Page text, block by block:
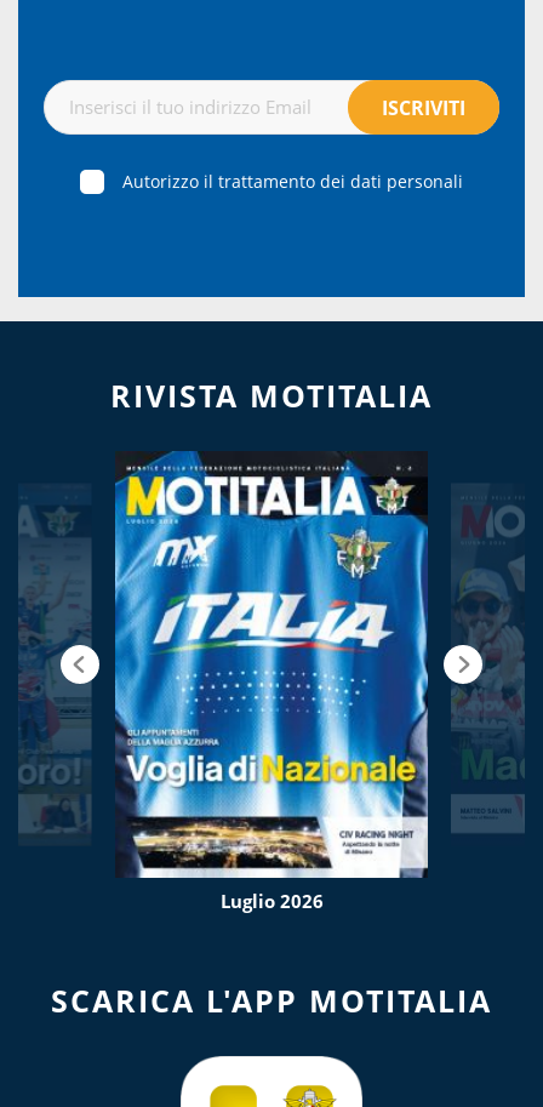
Autorizzo il trattamento dei dati personali
RIVISTA MOTITALIA
Luglio 2026
SCARICA L'APP MOTITALIA